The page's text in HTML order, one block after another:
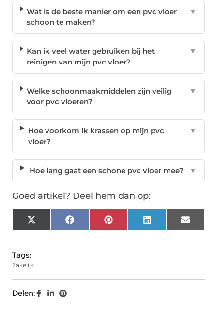
Wat is de beste manier om een pvc vloer
schoon te maken?
▼
Kan ik veel water gebruiken bij het
reinigen van mijn pvc vloer?
▼
Welke schoonmaakmiddelen zijn veilig
voor pvc vloeren?
▼
Hoe voorkom ik krassen op mijn pvc
vloer?
▼
Hoe lang gaat een schone pvc vloer mee? ▼
Goed artikel? Deel hem dan op:
X
(Twitter)
FacebookPinterest LinkedIn Email
Tags:
Zakelijk
Delen: